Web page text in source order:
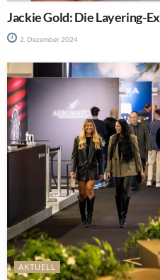
Jackie Gold: Die Layering-
2. Dezember 2024
AKTUELL